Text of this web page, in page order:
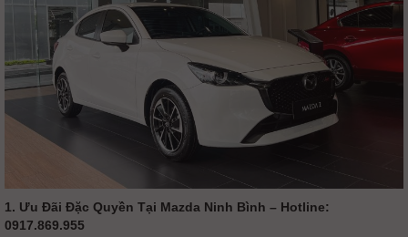
1. Ưu Đãi Đặc Quyền Tại Mazda Ninh Bình – Hotline:
0917.869.955